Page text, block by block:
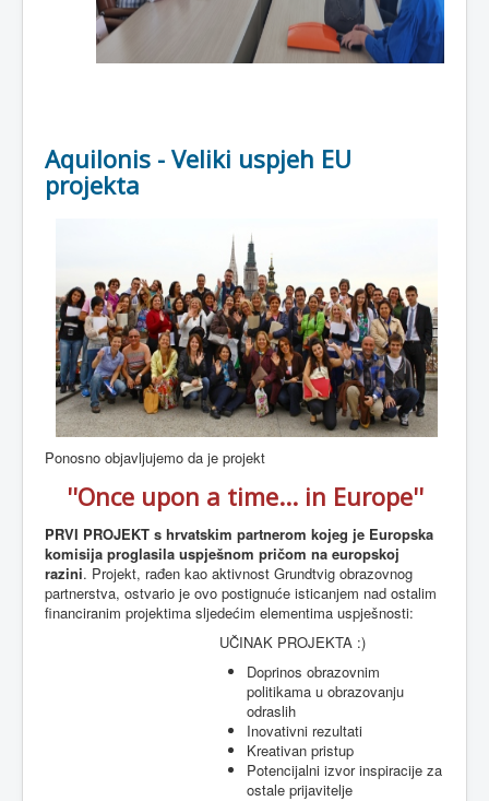
Aquilonis - Veliki uspjeh EU
projekta
Ponosno objavljujemo da je projekt
''Once upon a time... in Europe''
PRVI PROJEKT s hrvatskim partnerom kojeg je Europska
komisija proglasila uspješnom pričom na europskoj
razini. Projekt, rađen kao aktivnost Grundtvig obrazovnog
partnerstva, ostvario je ovo postignuće isticanjem nad ostalim
financiranim projektima sljedećim elementima uspješnosti:
UČINAK PROJEKTA :)
Doprinos obrazovnim
politikama u obrazovanju
odraslih
Inovativni rezultati
Kreativan pristup
Potencijalni izvor inspiracije za
ostale prijavitelje